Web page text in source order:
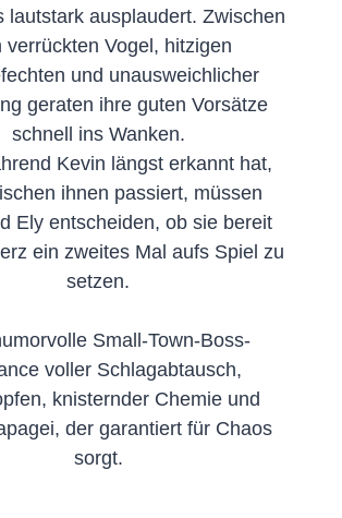
lautstark ausplaudert. Zwischen
verrückten Vogel, hitzigen
und unausweichlicher
geraten ihre guten Vorsätze
schnell ins Wanken.
Kevin längst erkannt hat,
ihnen passiert, müssen
Ely entscheiden, ob sie bereit
ein zweites Mal aufs Spiel zu
setzen.
Small-Town-Boss-
voller Schlagabtausch,
knisternder Chemie und
der garantiert für Chaos
sorgt.